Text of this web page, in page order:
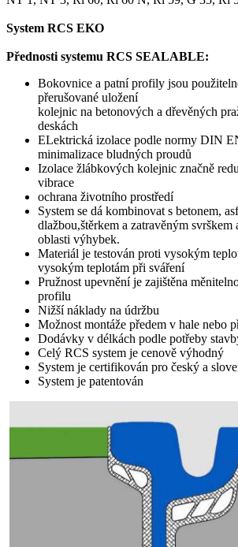
System RCS EKO
Přednosti systemu RCS SEALABLE:
Bokovnice a patní profily jsou
přerušované uložení
kolejnic na betonových a dřevěných
deskách
ELektrická izolace podle normy DIN
minimalizace bludných proudů
Izolace žlábkových kolejnic značně
vibrace
ochrana životního prostředí
System se dá kombinovat s betonem,
dlažbou,štěrkem a zatravěným
oblasti výhybek.
Materiál je testován proti vysokým
vysokým teplotám při sváření
Pružnost upevnění je zajištěna
profilu
Nižší náklady na údržbu
Možnost montáže předem v hale nebo
Dodávky v délkách podle potřeby
Celý RCS system je cenově výhodný
System je certifikován pro český a
System je patentován